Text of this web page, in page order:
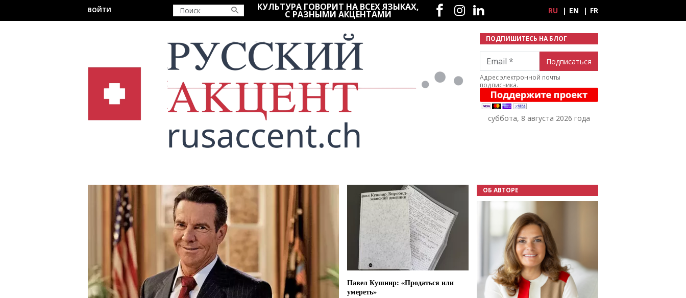
ВОЙТИ КУЛЬТУРА ГОВОРИТ НА ВСЕХ ЯЗЫКАХ,
С РАЗНЫМИ АКЦЕНТАМИ
Социальные сети
RU EN FR
ПОДПИШИТЕСЬ НА БЛОГ
Email
Адрес электронной почты
подписчика.
суббота, 8 августа 2026 года
Павел Кушнир: «Продаться или
умереть»
ОБ АВТОРЕ